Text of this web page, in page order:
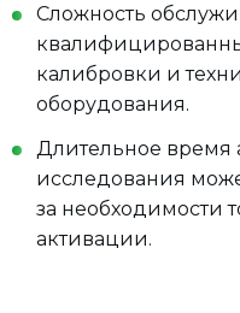
Сложность
калибровки и
оборудования.
Длительное время
исследования
за необходимости
активации.